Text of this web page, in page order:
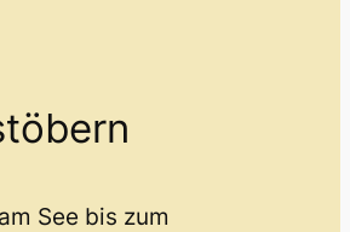
See bis zum